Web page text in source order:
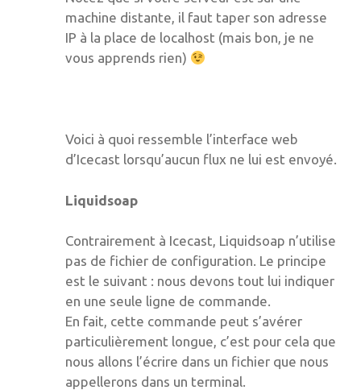
machine distante, il faut taper son adresse
IP à la place de localhost (mais bon, je ne
vous apprends rien)
Voici à quoi ressemble l’interface web
d’Icecast lorsqu’aucun flux ne lui est envoyé.
Liquidsoap
Contrairement à Icecast, Liquidsoap n’utilise
pas de fichier de configuration. Le principe
est le suivant : nous devons tout lui indiquer
en une seule ligne de commande.
En fait, cette commande peut s’avérer
particulièrement longue, c’est pour cela que
nous allons l’écrire dans un fichier que nous
appellerons dans un terminal.